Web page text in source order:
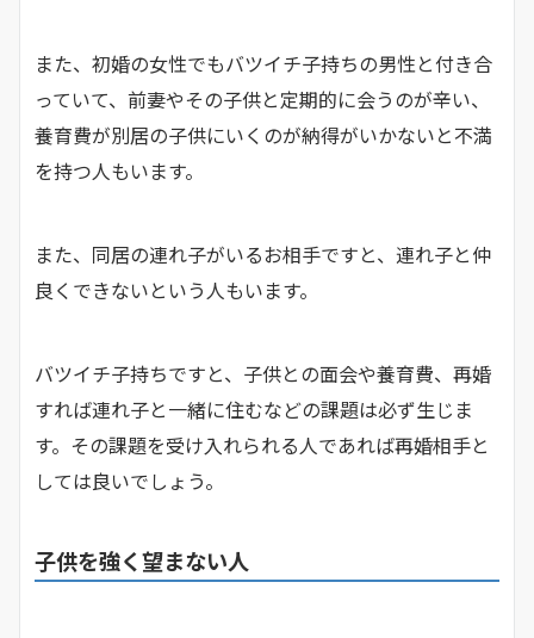
また、初婚の女性でもバツイチ子持ちの男性と付き合
っていて、前妻やその子供と定期的に会うのが辛い、
養育費が別居の子供にいくのが納得がいかないと不満
を持つ人もいます。
また、同居の連れ子がいるお相手ですと、連れ子と仲
良くできないという人もいます。
バツイチ子持ちですと、子供との面会や養育費、再婚
すれば連れ子と一緒に住むなどの課題は必ず生じま
す。その課題を受け入れられる人であれば再婚相手と
しては良いでしょう。
子供を強く望まない人